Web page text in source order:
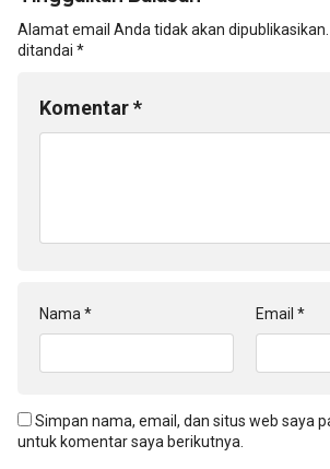
Alamat email Anda tidak akan dipublikasikan.
ditandai *
Komentar*
Nama * Email *
Simpan nama, email, dan situs web saya
untuk komentar saya berikutnya.